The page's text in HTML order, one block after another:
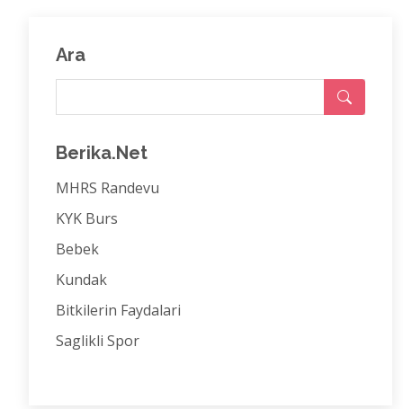
Ara
Berika.Net
MHRS Randevu
KYK Burs
Bebek
Kundak
Bitkilerin Faydalari
Saglikli Spor